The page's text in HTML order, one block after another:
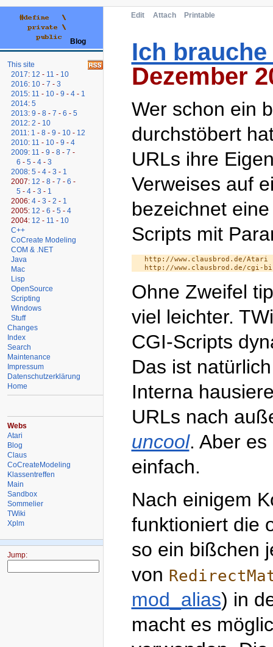
Edit Attach Printable
Ich
Dezember
Wer schon ein
durchstöbert
URLs ihre
Verweises auf
bezeichnet
Scripts mit
http://www.clausbrod.de/Atari
Ohne Zweifel
viel leichter.
CGI-Scripts
Das ist
Interna
URLs nach
uncool. Aber
einfach.
Nach einigem
funktioniert die
so ein bißchen
von
mod_alias) in
macht es
Blog
This site
2017: 12 - 11 - 10
2016: 10 -7 -3
2015: 11 - 10 -9 -4 - 1
2014:5
2013:9 -8 -7 -6 -5
2012:2 - 10
2011 : 1 -8 -9 - 10 - 12
2010: 11 - 10 -9 -4
2009: 11 -9 -8 -7 -
6 -5 -4 -3
2008:5 -4 -3 - 1
2007: 12 -8 -7 -6 -
5 -4 -3 - 1
2006:4 -3 -2 - 1
2005: 12 -6 -5 -4
2004: 12 - 11 - 10
C++
CoCreate Modeling
COM & .NET
Java
Mac
Lisp
OpenSource
Scripting
Windows
Stuff
Changes
Index
Search
Maintenance
Impressum
Datenschutzerklärung
Home
Webs
Atari
Blog
Claus
CoCreateModeling
Klassentreffen
Main
Sandbox
Sommelier
TWiki
Xplm
Jump: